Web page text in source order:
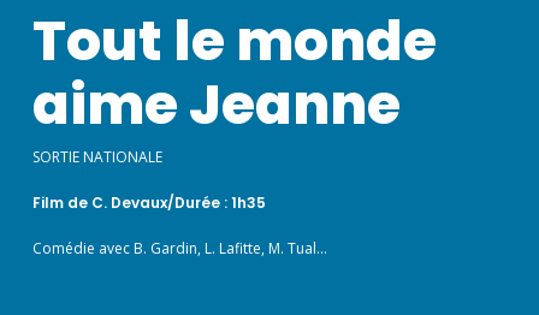
Tout le monde
aime Jeanne
SORTIE NATIONALE
Film de C. Devaux/Durée : 1h35
Comédie avec B. Gardin, L. Lafitte, M. Tual…